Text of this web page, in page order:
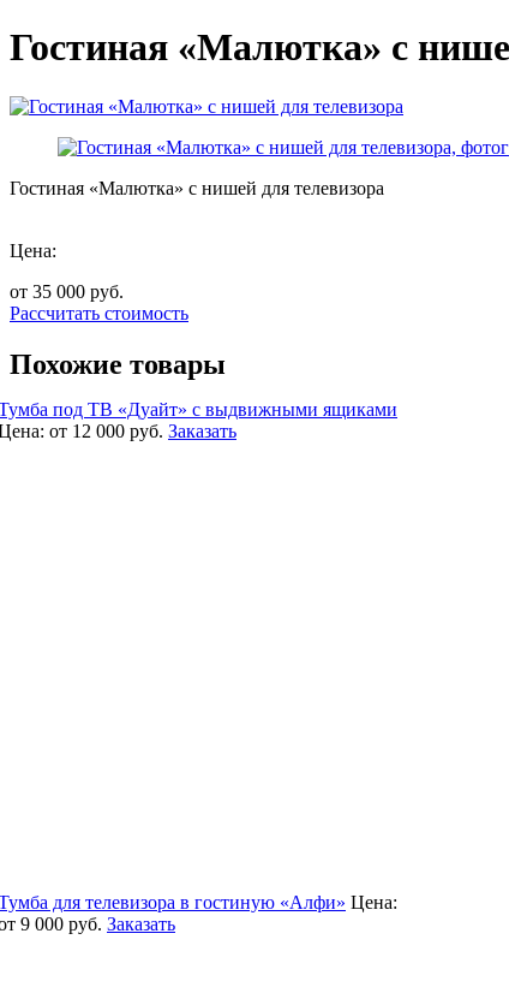
Гостиная «Малютка» с
Гостиная «Малютка» с нишей для телевизора
Цена:
от 35 000 руб.
Рассчитать стоимость
Похожие товары
под ТВ «Дуайт» с выдвижными ящиками
от 12 000 руб. Заказать
для телевизора в гостиную «Алфи» Цена:
9 000 руб. Заказать